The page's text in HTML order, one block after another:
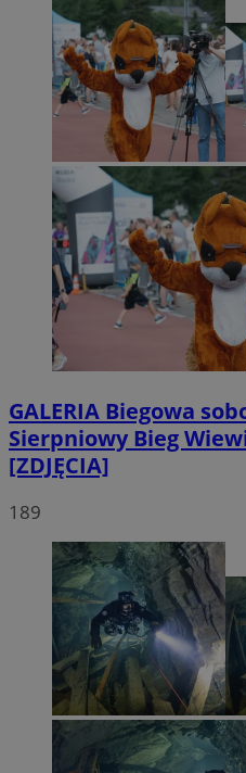
GALERIA Biegowa
Sierpniowy Bieg
[ZDJĘCIA]
189